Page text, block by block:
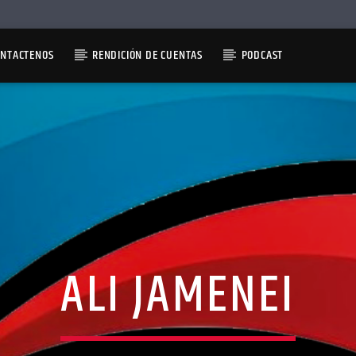
RENDICIÓN DE CUENTAS PODCAST
ALI JAMENEI